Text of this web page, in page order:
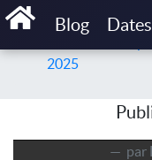
Blog
Accueil
Articles
2025
par